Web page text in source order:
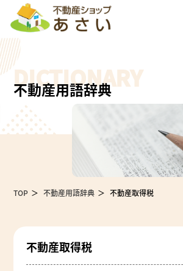
DICTIONARY
不動産用語辞典
TOP 不動産用語辞典 不動産取得税
不動産取得税